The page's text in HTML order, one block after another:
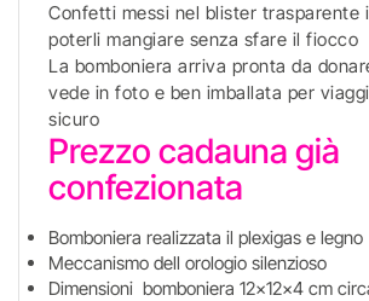
Confetti messi nel blister trasparente
poterli mangiare senza sfare il fiocco
La bomboniera arriva pronta da
vede in foto e ben imballata per
sicuro
Prezzo cadauna già
confezionata
Bomboniera realizzata il plexigas e legno
Meccanismo dell orologio silenzioso
Dimensioni bomboniera 12x12x4 cm